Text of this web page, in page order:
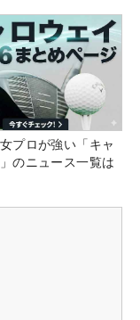
プロが強い「キャ
のニュース一覧は